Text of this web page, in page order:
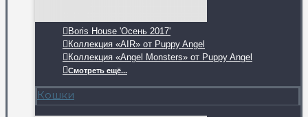
Boris House 'Осень 2017'
Коллекция «AIR» от Puppy Angel
Коллекция «Angel Monsters» от Puppy Angel
Смотреть ещё...
Кошки